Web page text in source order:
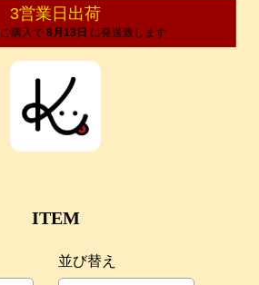
3営業日出荷
ご購入で 8月13日 に発送致します
ITEM
並び替え